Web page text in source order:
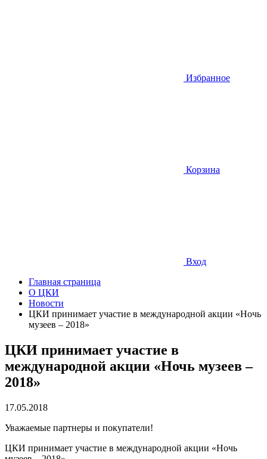
Избранное
Корзина
Вход
Главная страница
О ЦКИ
Новости
ЦКИ принимает участие в международной акции «Ночь
музеев – 2018»
ЦКИ принимает участие в
международной акции «Ночь музеев –
2018»
17.05.2018
Уважаемые партнеры и покупатели!
ЦКИ принимает участие в международной акции «Ночь